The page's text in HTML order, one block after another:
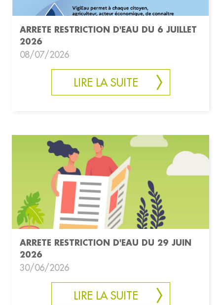
ARRETE RESTRICTION D'EAU DU 6 JUILLET
2026
08/07/2026
LIRE LA SUITE
ARRETE RESTRICTION D'EAU DU 29 JUIN
2026
30/06/2026
LIRE LA SUITE